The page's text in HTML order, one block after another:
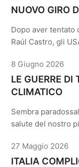
NUOVO GIRO
Dopo aver tentato
Raúl Castro, gli
8 Giugno 2026
LE GUERRE
CLIMATICO
Sembra
salute del nostro
27 Maggio 2026
ITALIA